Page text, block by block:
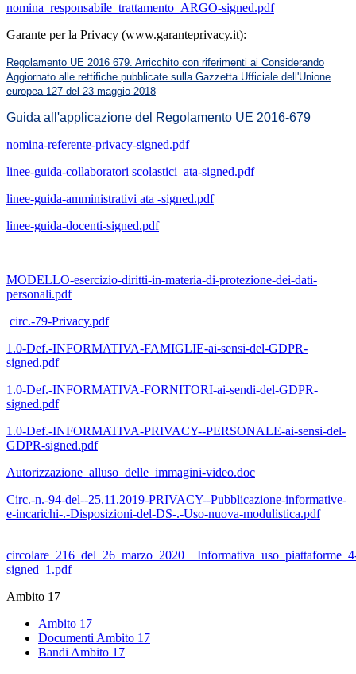
nomina_responsabile_trattamento_ARGO-signed.pdf
Garante per la Privacy (www.garanteprivacy.it):
Regolamento UE 2016 679. Arricchito con riferimenti ai Considerando
Aggiornato alle rettifiche pubblicate sulla Gazzetta Ufficiale dell'Unione
europea 127 del 23 maggio 2018
Guida all'applicazione del Regolamento UE 2016-679
nomina-referente-privacy-signed.pdf
linee-guida-collaboratori scolastici ata-signed.pdf
linee-guida-amministrativi ata -signed.pdf
linee-guida-docenti-signed.pdf
MODELLO-esercizio-diritti-in-materia-di-protezione-dei-dati-
personali.pdf
circ.-79-Privacy.pdf
1.0-Def.-INFORMATIVA-FAMIGLIE-ai-sensi-del-GDPR-
signed.pdf
1.0-Def.-INFORMATIVA-FORNITORI-ai-sendi-del-GDPR-
signed.pdf
1.0-Def.-INFORMATIVA-PRIVACY--PERSONALE-ai-sensi-del-
GDPR-signed.pdf
Autorizzazione_alluso_delle_immagini-video.doc
Circ.-n.-94-del--25.11.2019-PRIVACY--Pubblicazione-informative-
e-incarichi-.-Disposizioni-del-DS-.-Uso-nuova-modulistica.pdf
signed_1.pdf
Ambito 17
Ambito 17
Documenti Ambito 17
Bandi Ambito 17